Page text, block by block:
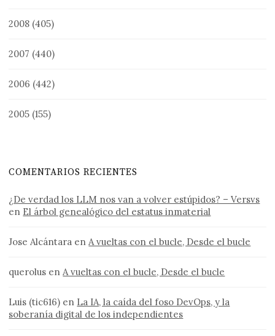
2008 (405)
2007 (440)
2006 (442)
2005 (155)
COMENTARIOS RECIENTES
¿De verdad los LLM nos van a volver estúpidos? – Versvs
en El árbol genealógico del estatus inmaterial
Jose Alcántara enA vueltas con el bucle, Desde el bucle
querolus enA vueltas con el bucle, Desde el bucle
Luis (tic616) en La IA, la caída del foso DevOps, y la
soberanía digital de los independientes